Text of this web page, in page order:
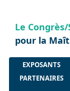
Le
pour la
EXPOSANTS
PARTENAIRES